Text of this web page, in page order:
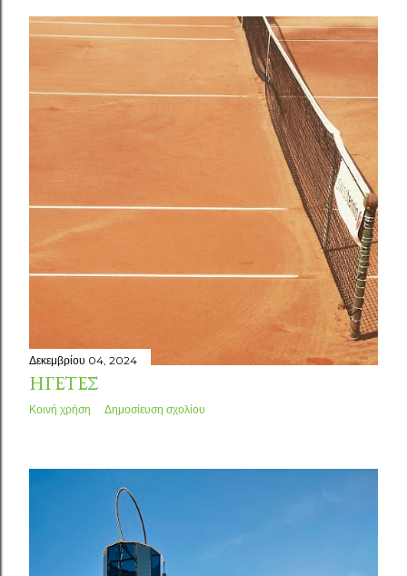
Δεκεμβρίου 04, 2024
ΗΓΈΤΕΣ
Κοινή χρήση Δημοσίευση σχολίου